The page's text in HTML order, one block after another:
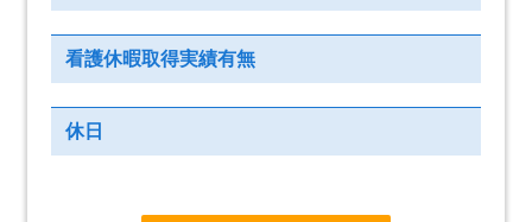
看護休暇取得実績有無
休日